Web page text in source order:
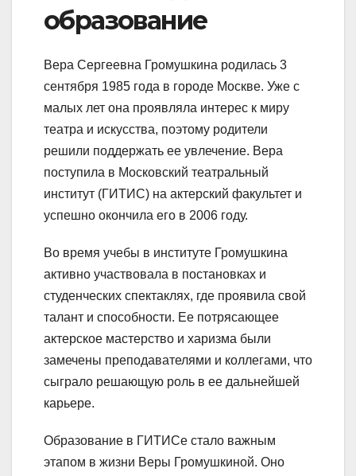
образование
Вера Сергеевна Громушкина родилась 3
сентября 1985 года в городе Москве. Уже с
малых лет она проявляла интерес к миру
театра и искусства, поэтому родители
решили поддержать ее увлечение. Вера
поступила в Московский театральный
институт (ГИТИС) на актерский факультет и
успешно окончила его в 2006 году.
Во время учебы в институте Громушкина
активно участвовала в постановках и
студенческих спектаклях, где проявила свой
талант и способности. Ее потрясающее
актерское мастерство и харизма были
замечены преподавателями и коллегами, что
сыграло решающую роль в ее дальнейшей
карьере.
Образование в ГИТИСе стало важным
этапом в жизни Веры Громушкиной. Оно